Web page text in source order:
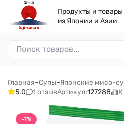
Продукты и товары
из Японии и Азии
Главная–Супы–Японские мисо-
5.0
1 отзывАртикул:127288
-7%